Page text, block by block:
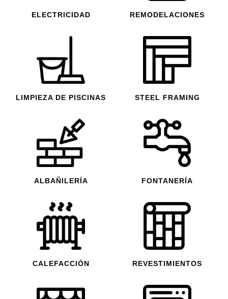
ELECTRICIDAD
LIMPIEZA DE PISCINAS
REMODELACIONES
STEEL FRAMING
ALBAÑILERÍA
CALEFACCIÓN
FONTANERÍA
REVESTIMIENTOS